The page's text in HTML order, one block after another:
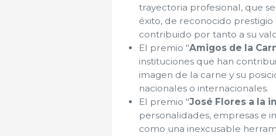
trayectoria profesional, que
éxito, de reconocido
contribuido por tanto a su
El premio "Amigos de la
instituciones que han
imagen de la carne y su
nacionales o internacionales.
El premio "José Flores a la
personalidades, empresas e
como una inexcusable